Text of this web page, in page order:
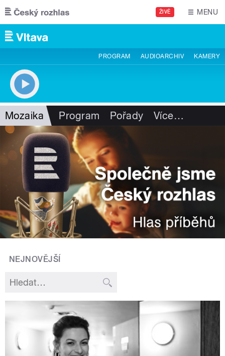
Přejít k hlavnímu obsahu
ŽIVĚ MENU
PROGRAM AUDIOARCHIV KAMERY
Mozaika Program Pořady Více…
NEJNOVĚJŠÍ